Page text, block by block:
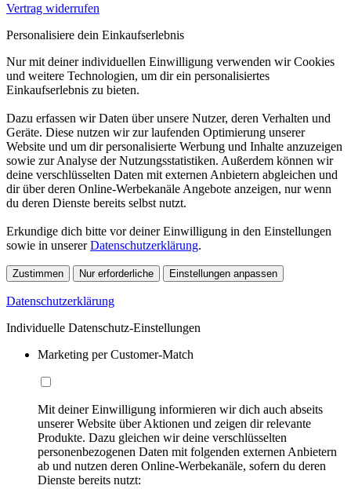
Vertrag widerrufen
Personalisiere dein Einkaufserlebnis
Nur mit deiner individuellen Einwilligung verwenden wir Cookies
und weitere Technologien, um dir ein personalisiertes
Einkaufserlebnis zu bieten.
Dazu erfassen wir Daten über unsere Nutzer, deren Verhalten und
Geräte. Diese nutzen wir zur laufenden Optimierung unserer
Website und um dir personalisierte Werbung und Inhalte anzuzeigen
sowie zur Analyse der Nutzungsstatistiken. Außerdem können wir
deine verschlüsselten Daten mit externen Anbietern abgleichen und
dir über deren Online-Werbekanäle Angebote anzeigen, nur wenn
du deren Dienste bereits selbst nutzt.
Erkundige dich bitte vor deiner Einwilligung in den Einstellungen
sowie in unsererDatenschutzerklärung.
Zustimmen Nur erforderliche Einstellungen anpassen
Datenschutzerklärung
Individuelle Datenschutz-Einstellungen
Marketing per Customer-Match
Mit deiner Einwilligung informieren wir dich auch abseits
unserer Website über Aktionen und zeigen dir relevante
Produkte. Dazu gleichen wir deine verschlüsselten
personenbezogenen Daten mit folgenden externen Anbietern
ab und nutzen deren Online-Werbekanäle, sofern du deren
Dienste bereits nutzt: